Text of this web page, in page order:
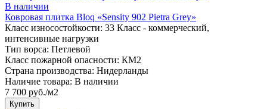
В наличии
Ковровая плитка Bloq «Sensity 902 Pietra Grey»
Класс износостойкости: 33 Класс - коммерческий,
интенсивные нагрузки
Тип ворса: Петлевой
Класс пожарной опасности: КМ2
Страна производства: Нидерланды
Наличие товара: В наличии
7 700 руб./м2
Купить